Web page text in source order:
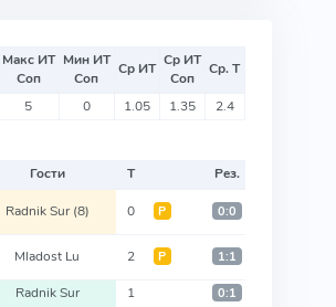
Макс ИТ
Соп
Мин ИТ
Соп
Ср ИТ Ср ИТ
Соп
Ср. Т
5 0 1.05 1.35 2.4
Гости Т
Рез.
Radnik Sur(8) 0 Р 0:0
Mladost Lu 2 Р 1:1
Radnik Sur 1 0:1